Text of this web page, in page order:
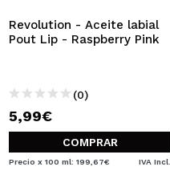
Revolution - Aceite labial
Pout Lip - Raspberry Pink
(0)
5,99€
COMPRAR
Precio x 100 ml: 199,67€ IVA Incl.